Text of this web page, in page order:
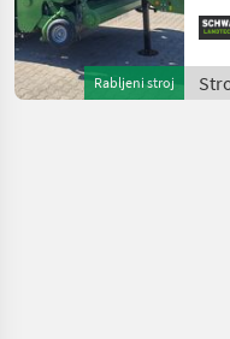
Rabljeni stroj
cm